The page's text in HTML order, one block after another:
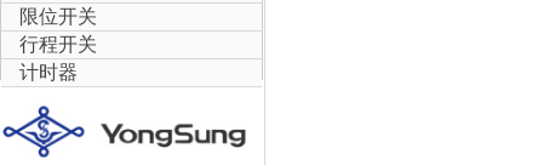
限位开关
行程开关
计时器